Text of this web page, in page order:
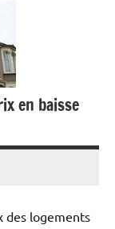
en baisse
des logements